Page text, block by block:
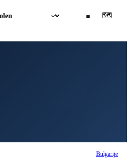
≡ 🗺
Bulgarije